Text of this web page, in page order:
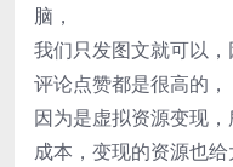
脑，
我们只发图文就可以
评论点赞都是很高的，
因为是虚拟资源变现
成本，变现的资源也给